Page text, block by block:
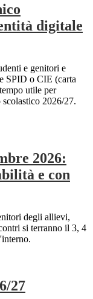
digitale
e genitori e
SPID o CIE (carta
utile per
2026/27.
2026:
e con
degli allievi,
si terranno il 3, 4
27